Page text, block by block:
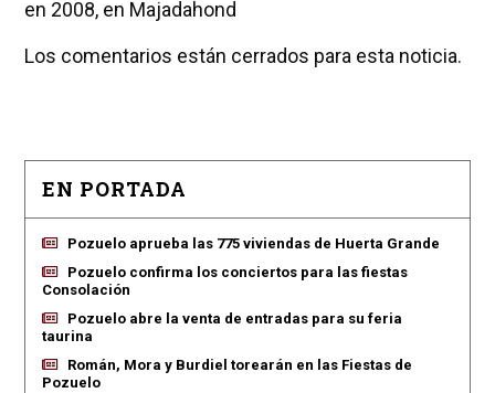
en 2008, en Majadahond
Los comentarios están cerrados para esta noticia.
EN PORTADA
Pozuelo aprueba las 775 viviendas de Huerta Grande
Pozuelo confirma los conciertos para las fiestas
Consolación
Pozuelo abre la venta de entradas para su feria
taurina
Román, Mora y Burdiel torearán en las Fiestas de
Pozuelo